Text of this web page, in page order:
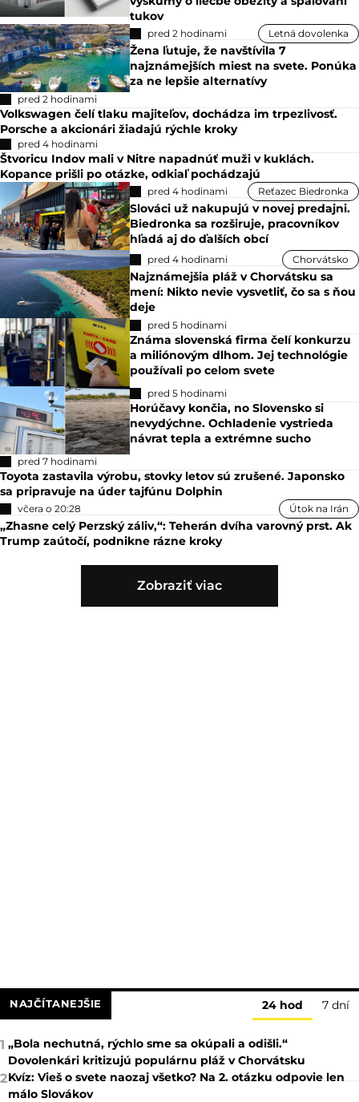
tukov
pred 2 hodinami Letná dovolenka
Žena ľutuje, že navštívila 7
najznámejších miest na svete. Ponúka
za ne lepšie alternatívy
pred 2 hodinami
Volkswagen čelí tlaku majiteľov, dochádza im trpezlivosť.
Porsche a akcionári žiadajú rýchle kroky
pred 4 hodinami
Štvoricu Indov mali v Nitre napadnúť muži v kuklách.
Kopance prišli po otázke, odkiaľ pochádzajú
pred 4 hodinami Reťazec Biedronka
Slováci už nakupujú v novej predajni.
Biedronka sa rozširuje, pracovníkov
hľadá aj do ďalších obcí
pred 4 hodinami Chorvátsko
Najznámejšia pláž v Chorvátsku sa
mení: Nikto nevie vysvetliť, čo sa s ňou
deje
pred 5 hodinami
Známa slovenská firma čelí konkurzu
a miliónovým dlhom. Jej technológie
používali po celom svete
pred 5 hodinami
Horúčavy končia, no Slovensko si
nevydýchne. Ochladenie vystrieda
návrat tepla a extrémne sucho
pred 7 hodinami
Toyota zastavila výrobu, stovky letov sú zrušené. Japonsko
sa pripravuje na úder tajfúnu Dolphin
včera o 20:28 Útok na Irán
„Zhasne celý Perzský záliv,“: Teherán dvíha varovný prst. Ak
Trump zaútočí, podnikne rázne kroky
Zobraziť viac
NAJČÍTANEJŠIE 24 hod 7 dní
1 „Bola nechutná, rýchlo sme sa okúpali a odišli.“
Dovolenkári kritizujú populárnu pláž v Chorvátsku
2Kvíz: Vieš o svete naozaj všetko? Na 2. otázku odpovie len
málo Slovákov